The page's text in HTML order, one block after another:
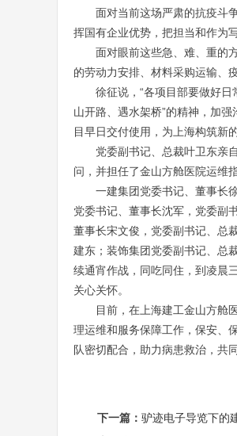
面对当前这场严肃的抗疫斗
挥国有企业优势，把担当和作为
面对眼前这些急、难、重的
的劳动力安排、材料采购运输、
徐征说，“各项目部要做好
山开路、遇水架桥”的精神，加
目早日交付使用，为上海构筑新
党委副书记、总裁叶卫东亲
问，并担任了金山方舱医院运维
一建集团党委书记、董事长
党委书记、董事长沈军，党委副
董事长宋文俊，党委副书记、总
建东；装饰集团党委副书记、总
续通宵作战，同吃同住，到凌晨
关心关怀。
目前，在上海建工金山方舱
理运维和服务保障工作，保安、
队密切配合，助力病患救治，共
下一篇： 驴迹电子导览下的